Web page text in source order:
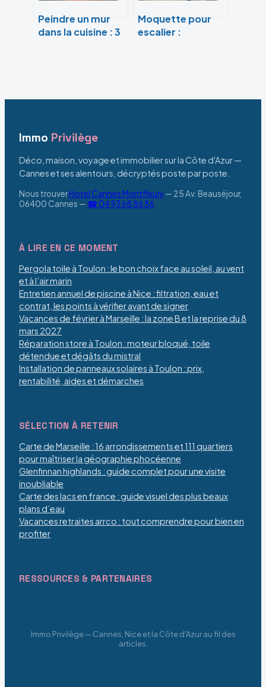
Peindre un mur
dans la cuisine : 3
Moquette pour
escalier :
Immo Privilège
Déco, maison, voyage et immobilier sur la Côte d'Azur —
Cannes et ses alentours, décryptés poste par poste.
Nous trouverHotel Cannes Montfleury— 25 Av. Beauséjour,
06400 Cannes — ☎ 04 93 68 86 86
À LIRE EN CE MOMENT
Pergola toile à Toulon : le bon choix face au soleil, au vent
et à l’air marin
Entretien annuel de piscine à Nice : filtration, eau et
contrat, les points à vérifier avant de signer
Vacances de février à Marseille : la zone B et la reprise du 8
mars 2027
Réparation store à Toulon : moteur bloqué, toile
détendue et dégâts du mistral
Installation de panneaux solaires à Toulon : prix,
rentabilité, aides et démarches
SÉLECTION À RETENIR
Carte de Marseille : 16 arrondissements et 111 quartiers
pour maîtriser la géographie phocéenne
Glenfinnan highlands : guide complet pour une visite
inoubliable
Carte des lacs en france : guide visuel des plus beaux
plans d’eau
Vacances retraites arrco : tout comprendre pour bien en
profiter
RESSOURCES & PARTENAIRES
Immo Privilège — Cannes, Nice et la Côte d'Azur au fil des
articles.